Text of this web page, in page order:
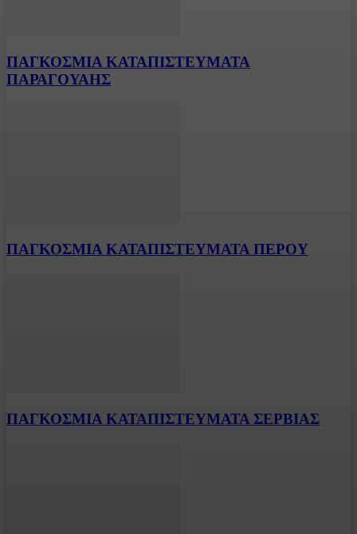
ΠΑΓΚΟΣΜΙΑ ΚΑΤΑΠΙΣΤΕΥΜΑΤΑ
ΠΑΡΑΓΟΥΑΗΣ
ΠΑΓΚΟΣΜΙΑ ΚΑΤΑΠΙΣΤΕΥΜΑΤΑ ΠΕΡΟΥ
ΠΑΓΚΟΣΜΙΑ ΚΑΤΑΠΙΣΤΕΥΜΑΤΑ ΣΕΡΒΙΑΣ